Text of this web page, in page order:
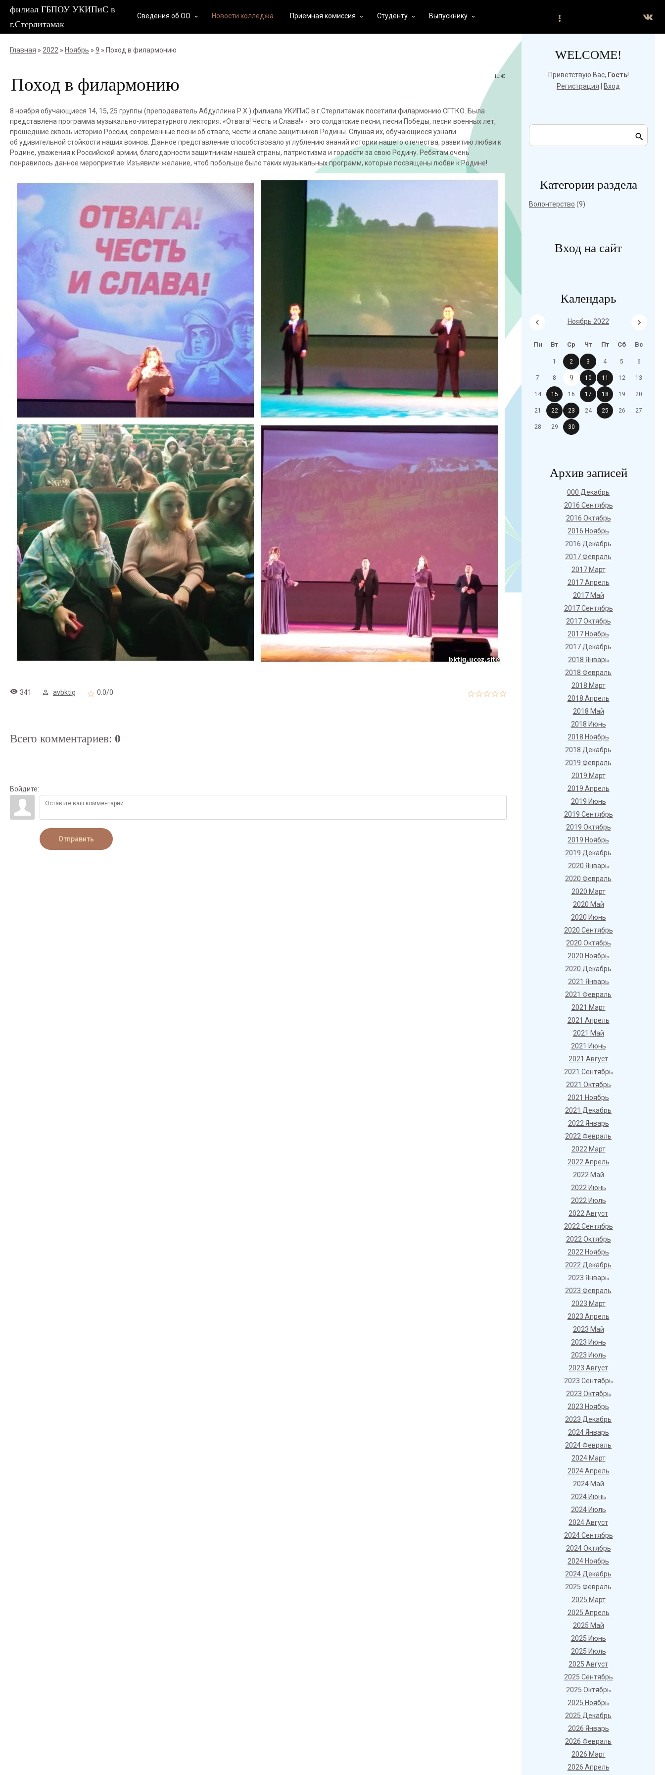
филиал ГБПОУ УКИПиС в
г.Стерлитамак
Сведения об ОО keyboard_arrow_down Новости колледжа Приемная комиссия keyboard_arrow_down Студенту keyboard_arrow_down Выпускнику keyboard_arrow_down
Главная » 2022 » Ноябрь » 9 » Поход в филармонию
11:45
Поход в филармонию
8 ноября обучающиеся 14, 15, 25 группы (преподаватель Абдуллина Р.Х.) филиала УКИПиС в г.Стерлитамак посетили филармонию СГТКО. Была
представлена программа музыкально-литературного лектория: «Отвага! Честь и Слава!» - это солдатские песни, песни Победы, песни военных лет,
прошедшие сквозь историю России, современные песни об отваге, чести и славе защитников Родины. Слушая их, обучающиеся узнали
об удивительной стойкости наших воинов. Данное представление способствовало углублению знаний истории нашего отечества, развитию любви к
Родине, уважения к Российской армии, благодарности защитникам нашей страны, патриотизма и гордости за свою Родину. Ребятам очень
понравилось данное мероприятие. Изъявили желание, чтоб побольше было таких музыкальных программ, которые посвящены любви к Родине!
341 avbktig 0.0/0
Всего комментариев: 0
Войдите:
Отправить
WELCOME!
Приветствую Вас, Гость!
Регистрация
Вход
Категории раздела
Волонтерство (9)
Вход на сайт
Календарь
Ноябрь 2022
Пн Вт Ср Чт Пт Сб Вс
1 2 3 4 5 6
7 8 9 10 11 12 13
14 15 16 17 18 19 20
21 22 23 24 25 26 27
28 29 30
Архив записей
000 Декабрь
2016 Сентябрь
2016 Октябрь
2016 Ноябрь
2016 Декабрь
2017 Февраль
2017 Март
2017 Апрель
2017 Май
2017 Сентябрь
2017 Октябрь
2017 Ноябрь
2017 Декабрь
2018 Январь
2018 Февраль
2018 Март
2018 Апрель
2018 Май
2018 Июнь
2018 Ноябрь
2018 Декабрь
2019 Февраль
2019 Март
2019 Апрель
2019 Июнь
2019 Сентябрь
2019 Октябрь
2019 Ноябрь
2019 Декабрь
2020 Январь
2020 Февраль
2020 Март
2020 Май
2020 Июнь
2020 Сентябрь
2020 Октябрь
2020 Ноябрь
2020 Декабрь
2021 Январь
2021 Февраль
2021 Март
2021 Апрель
2021 Май
2021 Июнь
2021 Август
2021 Сентябрь
2021 Октябрь
2021 Ноябрь
2021 Декабрь
2022 Январь
2022 Февраль
2022 Март
2022 Апрель
2022 Май
2022 Июнь
2022 Июль
2022 Август
2022 Сентябрь
2022 Октябрь
2022 Ноябрь
2022 Декабрь
2023 Январь
2023 Февраль
2023 Март
2023 Апрель
2023 Май
2023 Июнь
2023 Июль
2023 Август
2023 Сентябрь
2023 Октябрь
2023 Ноябрь
2023 Декабрь
2024 Январь
2024 Февраль
2024 Март
2024 Апрель
2024 Май
2024 Июнь
2024 Июль
2024 Август
2024 Сентябрь
2024 Октябрь
2024 Ноябрь
2024 Декабрь
2025 Февраль
2025 Март
2025 Апрель
2025 Май
2025 Июнь
2025 Июль
2025 Август
2025 Сентябрь
2025 Октябрь
2025 Ноябрь
2025 Декабрь
2026 Январь
2026 Февраль
2026 Март
2026 Апрель